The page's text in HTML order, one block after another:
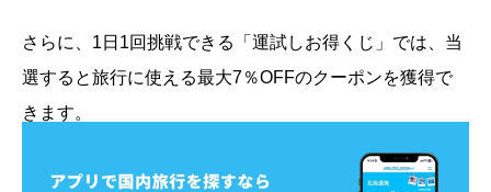
さらに、1日1回挑戦できる「運試しお得くじ」では、当
選すると旅行に使える最大7％OFFのクーポンを獲得で
きます。